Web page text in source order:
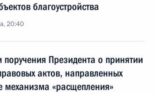
благоустройства
20:40
Президента о принятии
актов, направленных
механизма «расщепления»